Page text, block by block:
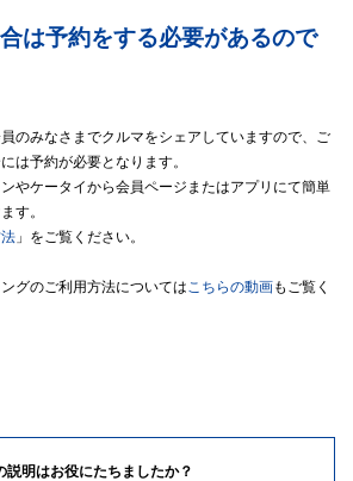
は予約をする必要があるので
のみなさまでクルマをシェアしていますので、ご
は予約が必要となります。
やケータイから会員ページまたはアプリにて簡単
す。
」をご覧ください。
グのご利用方法についてはこちらの動画もご覧く
説明はお役にたちましたか？